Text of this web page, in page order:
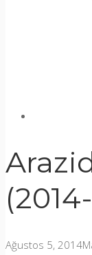
Ağustos 5, 2014